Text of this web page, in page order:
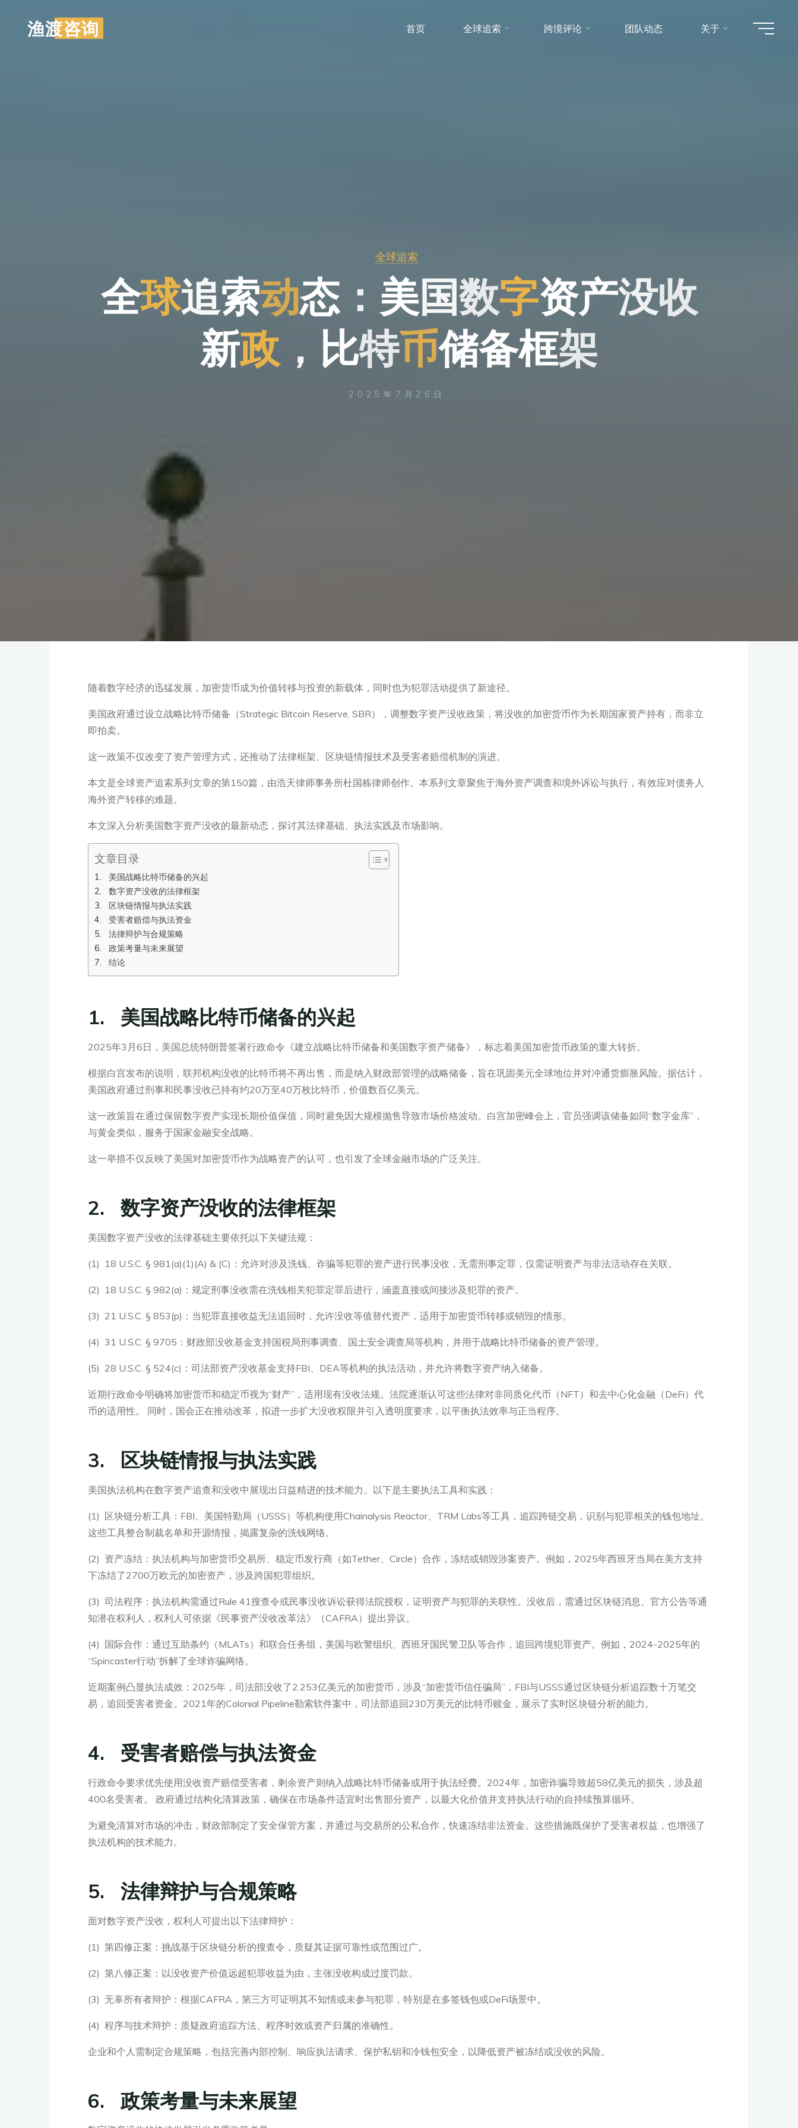
渔渡咨询 首页 全球追索 跨境评论 团队动态 关于
全球追索
全球追索动态： 美国数字资产没收
新政 ， 比特币储备框架
2025年7月26日
随着数字经济的迅猛发展，加密货币成为价值转移与投资的新载体，同时也为犯罪活动提供了新途径。
美国政府通过设立战略比特币储备（Strategic Bitcoin Reserve, SBR），调整数字资产没收政策，将没收的加密货币作为长期国家资产持有，而非立
即拍卖。
这一政策不仅改变了资产管理方式，还推动了法律框架、区块链情报技术及受害者赔偿机制的演进。
本文是全球资产追索系列文章的第150篇，由浩天律师事务所杜国栋律师创作。本系列文章聚焦于海外资产调查和境外诉讼与执行，有效应对债务人
海外资产转移的难题。
本文深入分析美国数字资产没收的最新动态，探讨其法律基础、执法实践及市场影响。
文章目录
1. 美国战略比特币储备的兴起
2. 数字资产没收的法律框架
3. 区块链情报与执法实践
4. 受害者赔偿与执法资金
5. 法律辩护与合规策略
6. 政策考量与未来展望
7. 结论
1. 美国战略比特币储备的兴起
2025年3月6日，美国总统特朗普签署行政命令《建立战略比特币储备和美国数字资产储备》，标志着美国加密货币政策的重大转折。
根据白宫发布的说明，联邦机构没收的比特币将不再出售，而是纳入财政部管理的战略储备，旨在巩固美元全球地位并对冲通货膨胀风险。据估计，
美国政府通过刑事和民事没收已持有约20万至40万枚比特币，价值数百亿美元。
这一政策旨在通过保留数字资产实现长期价值保值，同时避免因大规模抛售导致市场价格波动。白宫加密峰会上，官员强调该储备如同“数字金库”，
与黄金类似，服务于国家金融安全战略。
这一举措不仅反映了美国对加密货币作为战略资产的认可，也引发了全球金融市场的广泛关注。
2. 数字资产没收的法律框架
美国数字资产没收的法律基础主要依托以下关键法规：
(1) 18 U.S.C. § 981(a)(1)(A) & (C)：允许对涉及洗钱、诈骗等犯罪的资产进行民事没收，无需刑事定罪，仅需证明资产与非法活动存在关联。
(2) 18 U.S.C. § 982(a)：规定刑事没收需在洗钱相关犯罪定罪后进行，涵盖直接或间接涉及犯罪的资产。
(3) 21 U.S.C. § 853(p)：当犯罪直接收益无法追回时，允许没收等值替代资产，适用于加密货币转移或销毁的情形。
(4) 31 U.S.C. § 9705：财政部没收基金支持国税局刑事调查、国土安全调查局等机构，并用于战略比特币储备的资产管理。
(5) 28 U.S.C. § 524(c)：司法部资产没收基金支持FBI、DEA等机构的执法活动，并允许将数字资产纳入储备。
近期行政命令明确将加密货币和稳定币视为“财产”，适用现有没收法规。法院逐渐认可这些法律对非同质化代币（NFT）和去中心化金融（DeFi）代
币的适用性。 同时，国会正在推动改革，拟进一步扩大没收权限并引入透明度要求，以平衡执法效率与正当程序。
3. 区块链情报与执法实践
美国执法机构在数字资产追查和没收中展现出日益精进的技术能力。以下是主要执法工具和实践：
(1) 区块链分析工具：FBI、美国特勤局（USSS）等机构使用Chainalysis Reactor、TRM Labs等工具，追踪跨链交易，识别与犯罪相关的钱包地址。
这些工具整合制裁名单和开源情报，揭露复杂的洗钱网络。
(2) 资产冻结：执法机构与加密货币交易所、稳定币发行商（如Tether、Circle）合作，冻结或销毁涉案资产。例如，2025年西班牙当局在美方支持
下冻结了2700万欧元的加密资产，涉及跨国犯罪组织。
(3) 司法程序：执法机构需通过Rule 41搜查令或民事没收诉讼获得法院授权，证明资产与犯罪的关联性。没收后，需通过区块链消息、官方公告等通
知潜在权利人，权利人可依据《民事资产没收改革法》（CAFRA）提出异议。
(4) 国际合作：通过互助条约（MLATs）和联合任务组，美国与欧警组织、西班牙国民警卫队等合作，追回跨境犯罪资产。例如，2024-2025年的
“Spincaster行动”拆解了全球诈骗网络。
近期案例凸显执法成效：2025年，司法部没收了2.253亿美元的加密货币，涉及“加密货币信任骗局”，FBI与USSS通过区块链分析追踪数十万笔交
易，追回受害者资金。2021年的Colonial Pipeline勒索软件案中，司法部追回230万美元的比特币赎金，展示了实时区块链分析的能力。
4. 受害者赔偿与执法资金
行政命令要求优先使用没收资产赔偿受害者，剩余资产则纳入战略比特币储备或用于执法经费。2024年，加密诈骗导致超58亿美元的损失，涉及超
400名受害者。 政府通过结构化清算政策，确保在市场条件适宜时出售部分资产，以最大化价值并支持执法行动的自持续预算循环。
为避免清算对市场的冲击，财政部制定了安全保管方案，并通过与交易所的公私合作，快速冻结非法资金。这些措施既保护了受害者权益，也增强了
执法机构的技术能力。
5. 法律辩护与合规策略
面对数字资产没收，权利人可提出以下法律辩护：
(1) 第四修正案：挑战基于区块链分析的搜查令，质疑其证据可靠性或范围过广。
(2) 第八修正案：以没收资产价值远超犯罪收益为由，主张没收构成过度罚款。
(3) 无辜所有者辩护：根据CAFRA，第三方可证明其不知情或未参与犯罪，特别是在多签钱包或DeFi场景中。
(4) 程序与技术辩护：质疑政府追踪方法、程序时效或资产归属的准确性。
企业和个人需制定合规策略，包括完善内部控制、响应执法请求、保护私钥和冷钱包安全，以降低资产被冻结或没收的风险。
6. 政策考量与未来展望